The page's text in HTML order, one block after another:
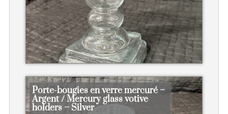
Porte-bougies en verre mercuré –
Argent / Mercury glass votive
holders – Silver